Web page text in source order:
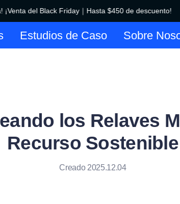
del Black Friday｜Hasta $450 de descuento!
¡Bienvenido a nuestra
Estudios de Caso Sobre
los Relaves
Recurso Sostenible
Creado 2025.12.04